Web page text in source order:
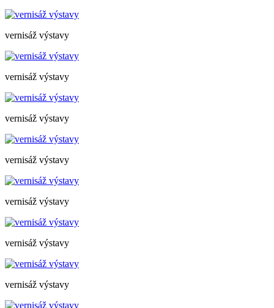
vernisáž výstavy
vernisáž výstavy
vernisáž výstavy
vernisáž výstavy
vernisáž výstavy
vernisáž výstavy
vernisáž výstavy